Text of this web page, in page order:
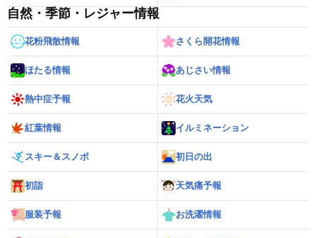
自然・季節・レジャー情報
花粉飛散情報 さくら開花情報
ほたる情報 あじさい情報
熱中症予報 花火天気
紅葉情報 イルミネーション
スキー＆スノボ 初日の出
初詣 天気痛予報
服装予報 お洗濯情報